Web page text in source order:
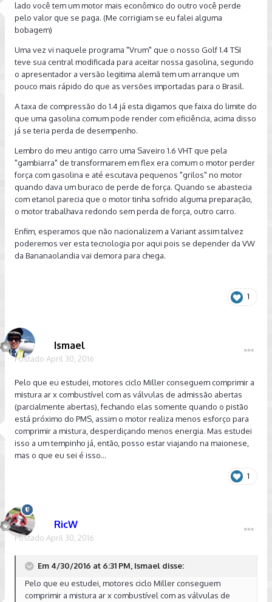
lado você tem um motor mais econômico do outro você perde
pelo valor que se paga. (Me corrigiam se eu falei alguma
bobagem)
Uma vez vi naquele programa "Vrum" que o nosso Golf 1.4 TSI
teve sua central modificada para aceitar nossa gasolina, segundo
o apresentador a versão legitima alemã tem um arranque um
pouco mais rápido do que as versões importadas para o Brasil.
A taxa de compressão do 1.4 já esta digamos que faixa do limite do
que uma gasolina comum pode render com eficiência, acima disso
já se teria perda de desempenho.
Lembro do meu antigo carro uma Saveiro 1.6 VHT que pela
"gambiarra" de transformarem em flex era comum o motor perder
força com gasolina e até escutava pequenos "grilos" no motor
quando dava um buraco de perde de força. Quando se abastecia
com etanol parecia que o motor tinha sofrido alguma preparação,
o motor trabalhava redondo sem perda de força, outro carro.
Enfim, esperamos que não nacionalizem a Variant assim talvez
poderemos ver esta tecnologia por aqui pois se depender da VW
da Bananaolandia vai demora para chega.
1
Ismael
Postado April 30, 2016
Pelo que eu estudei, motores ciclo Miller conseguem comprimir a
mistura ar x combustível com as válvulas de admissão abertas
(parcialmente abertas), fechando elas somente quando o pistão
está próximo do PMS, assim o motor realiza menos esforço para
comprimir a mistura, desperdiçando menos energia. Mas estudei
isso a um tempinho já, então, posso estar viajando na maionese,
mas o que eu sei é isso...
1
RicW
Postado April 30, 2016
Em 4/30/2016 at 6:31 PM, Ismael disse:
Pelo que eu estudei, motores ciclo Miller conseguem
comprimir a mistura ar x combustível com as válvulas de